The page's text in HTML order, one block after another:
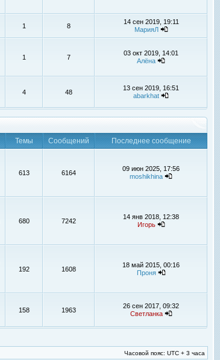
1 8
14 сен 2019, 19:11
МарияЛ
1 7
03 окт 2019, 14:01
Алёна
4 48
13 сен 2019, 16:51
abarkhat
Темы Сообщений
Последнее сообщение
613 6164
09 июн 2025, 17:56
moshikhina
680 7242
14 янв 2018, 12:38
Игорь
192 1608
18 май 2015, 00:16
Проня
158 1963
26 сен 2017, 09:32
Светланка
Часовой пояс: UTC + 3 часа